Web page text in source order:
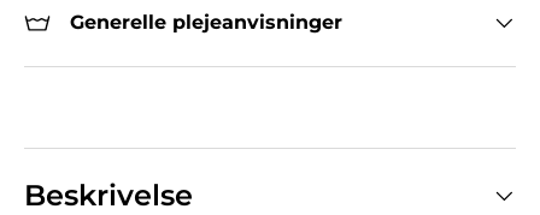
Generelle plejeanvisninger
Beskrivelse